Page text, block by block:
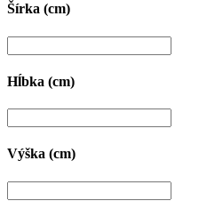
Šírka (cm)
Hĺbka (cm)
Výška (cm)